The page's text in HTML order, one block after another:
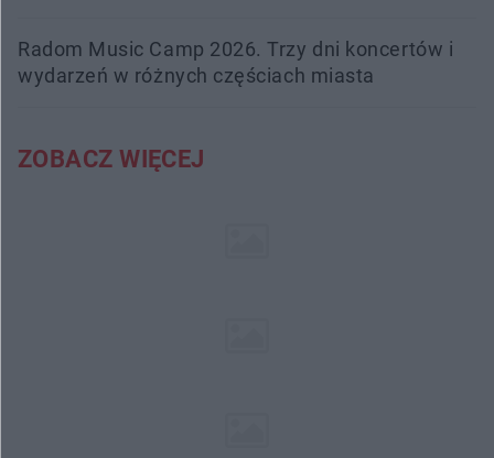
Radom Music Camp 2026. Trzy dni koncertów i
wydarzeń w różnych częściach miasta
ZOBACZ WIĘCEJ